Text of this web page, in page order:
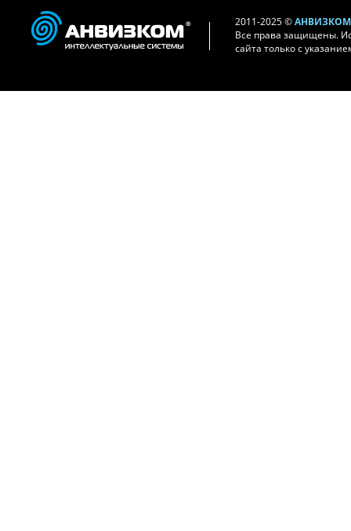
2011-2025 ©
Все права защищены.
сайта только с